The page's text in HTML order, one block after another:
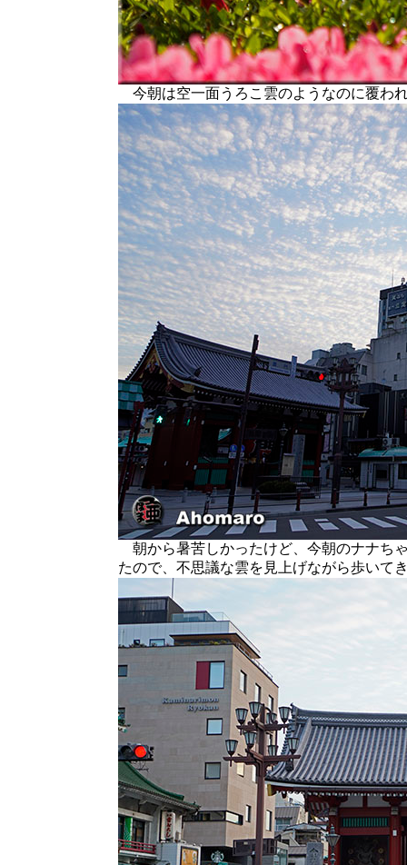
今朝は空一面うろこ雲のようなのに覆わ
朝から暑苦しかったけど、今朝のナナち
たので、不思議な雲を見上げながら歩いて